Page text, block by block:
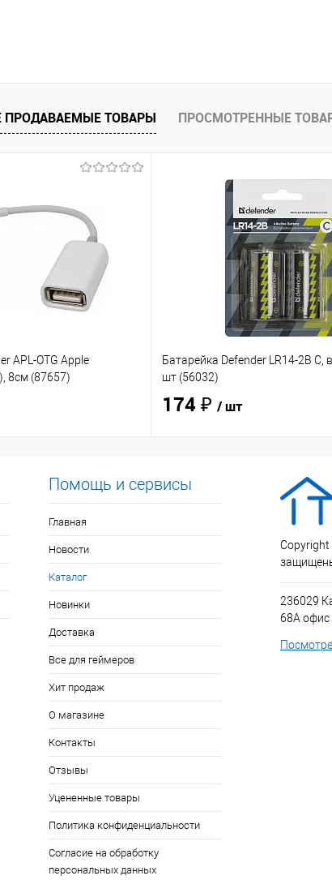
ТОВАРЫ ПРОСМОТРЕННЫЕ
APL-OTG Apple
8см (87657)
Батарейка Defender LR14-2B C,
шт (56032)
174 ₽ / шт
Помощь и сервисы
Главная
Новости
Каталог
Новинки
Доставка
Все для геймеров
Хит продаж
О магазине
Контакты
Отзывы
Уцененные товары
Политика конфиденциальности
Согласие на обработку
персональных данных
Copyright
236029
68А офис